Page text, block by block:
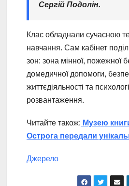
Сергій Подолін.
Клас обладнали сучасною
навчання. Сам кабінет
зон: зона мінної, пожежної
домедичної допомоги,
життєдіяльності та
розвантаження.
Читайте також: Музею
Острога передали
Джерело